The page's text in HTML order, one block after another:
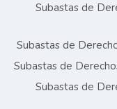
Subastas de
Subastas de
Subastas de
Subastas de